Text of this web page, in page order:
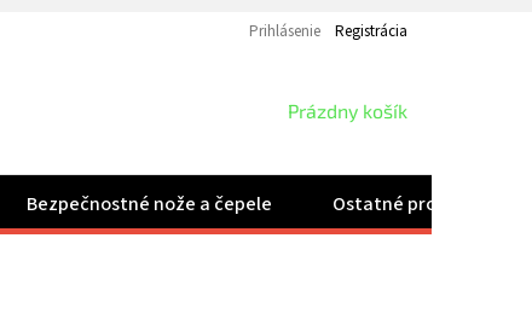
Prihlásenie Registrácia
NÁKUPNÝ
Prázdny košík
Bezpečnostné nože a čepele Ostatné produkty